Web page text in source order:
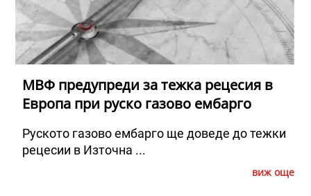
МВФ предупреди за тежка рецесия в
Европа при руско газово ембарго
Руското газово ембарго ще доведе до тежки
рецесии в Източна ...
виж още